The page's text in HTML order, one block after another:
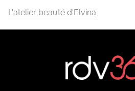
L'atelier beauté d'Elvina